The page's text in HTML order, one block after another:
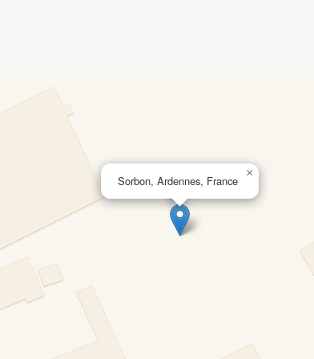
Sorbon, Ardennes, France
×